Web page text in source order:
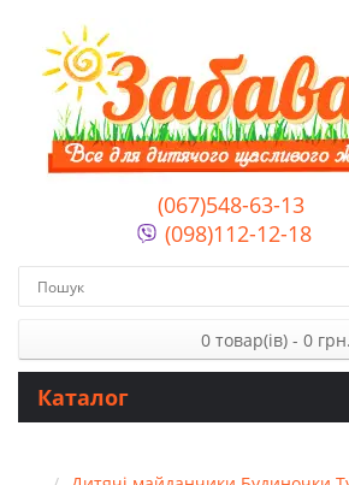
(067)548-63-13
(098)112-12-18
0 товар(ів) - 0 грн.
Каталог